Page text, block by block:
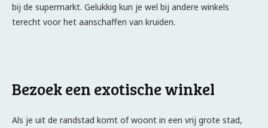
bij de supermarkt. Gelukkig kun je wel bij andere winkels
terecht voor het aanschaffen van kruiden.
Bezoek een exotische winkel
Als je uit de randstad komt of woont in een vrij grote stad,